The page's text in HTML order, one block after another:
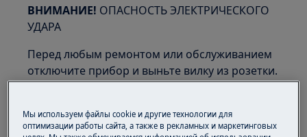
ВНИМАНИЕ! ОПАСНОСТЬ ЭЛЕКТРИЧЕСКОГО
УДАРА
Перед любым ремонтом или обслуживанием
отключите прибор и выньте вилку из розетки.
Мы используем файлы cookie и другие технологии для
оптимизации работы сайта, а также в рекламных и маркетинговых